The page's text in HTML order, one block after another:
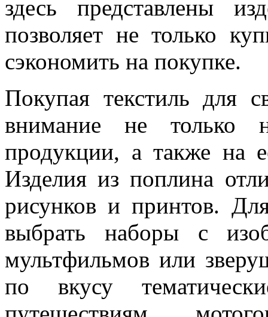
здесь представлены
позволяет не только
сэкономить на покупке.
Покупая текстиль для
внимание не только
продукции, а также на
Изделия из поплина
рисунков и принтов.
выбрать наборы с
мультфильмов или
по вкусу